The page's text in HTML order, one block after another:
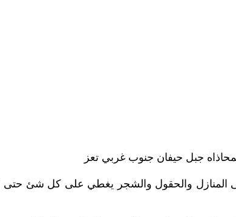
جبل حيفان جنوب غربي تعز
يغشى المنازل والحقول والشجر يغطي على كل شئ